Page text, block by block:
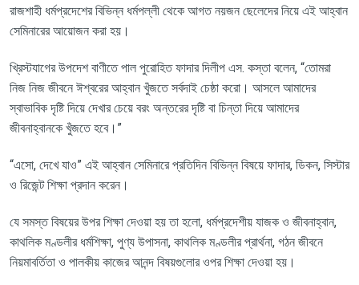
রাজশাহী ধর্মপ্রদেশের বিভিন্ন ধর্মপল্লী থেকে আগত নয়জন ছেলেদের নিয়ে এই আহ্বান
সেমিনারের আয়োজন করা হয়।
খ্রিস্টযাগের উপদেশ বাণীতে পাল পুরোহিত ফাদার দিলীপ এস. কস্তা বলেন, “তোমরা
নিজ নিজ জীবনে ঈশ্বরের আহ্বান খুঁজতে সর্বদাই চেষ্ঠা করো। আসলে আমাদের
স্বাভাবিক দৃষ্টি দিয়ে দেখার চেয়ে বরং অন্তরের দৃষ্টি বা চিন্তা দিয়ে আমাদের
জীবনাহ্বানকে খুঁজতে হবে।”
“এসো, দেখে যাও” এই আহ্বান সেমিনারে প্রতিদিন বিভিন্ন বিষয়ে ফাদার, ডিকন, সিস্টার
ও রিজেন্ট শিক্ষা প্রদান করেন।
যে সমস্ত বিষয়ের উপর শিক্ষা দেওয়া হয় তা হলো, ধর্মপ্রদেশীয় যাজক ও জীবনাহ্বান,
কাথলিক মণ্ডলীর ধর্মশিক্ষা, পুণ্য উপাসনা, কাথলিক মণ্ডলীর প্রার্থনা, গঠন জীবনে
নিয়মাবর্তিতা ও পালকীয় কাজের আনন্দ বিষয়গুলোর ওপর শিক্ষা দেওয়া হয়।